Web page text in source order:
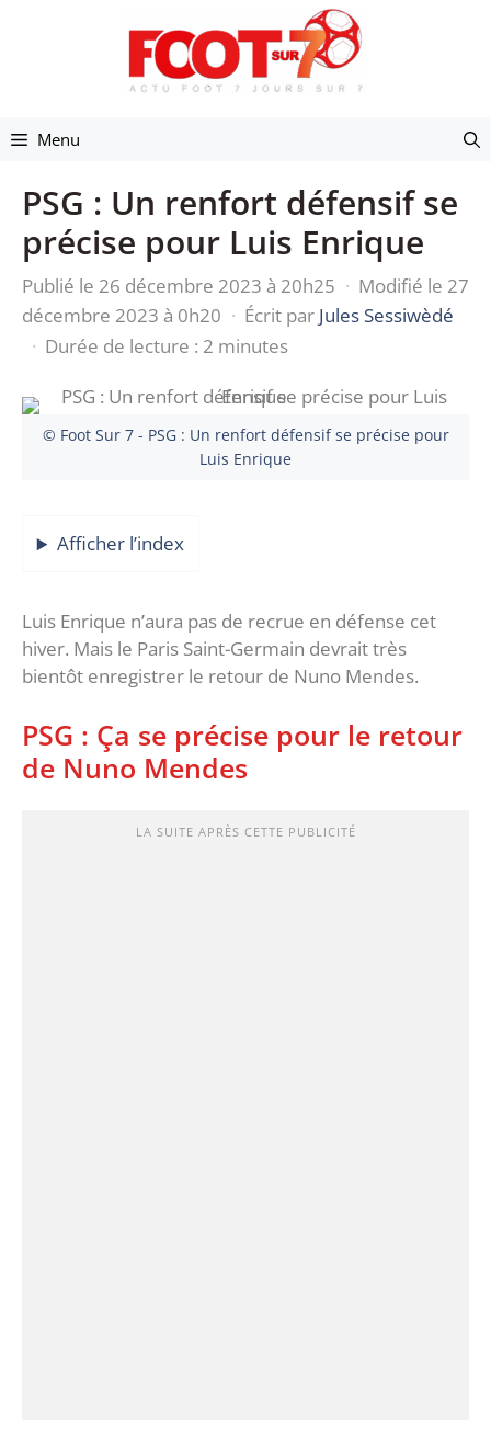
Menu
PSG : Un renfort défensif se
précise pour Luis Enrique
Publié le 26 décembre 2023 à 20h25 · Modifié le 27
décembre 2023 à 0h20 · Écrit par Jules Sessiwèdé
· Durée de lecture : 2 minutes
© Foot Sur 7 - PSG : Un renfort défensif se précise pour
Luis Enrique
Afficher l’index
Luis Enrique n’aura pas de recrue en défense cet
hiver. Mais le Paris Saint-Germain devrait très
bientôt enregistrer le retour de Nuno Mendes.
PSG : Ça se précise pour le retour
de Nuno Mendes
LA SUITE APRÈS CETTE PUBLICITÉ